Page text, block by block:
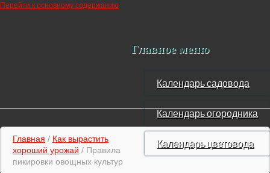
Перейти к основному содержанию
Главное меню
Календарь садовода
Календарь огородника
Календарь цветовода
Главная / Как вырастить
хороший урожай / Правила
пикировки овощных культур